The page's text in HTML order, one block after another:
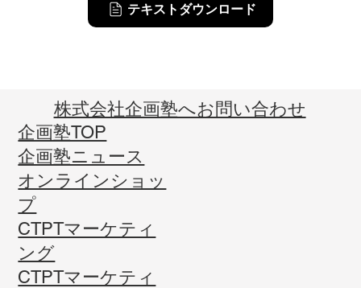
テキストダウンロード
企画塾TOP
企画塾ニュース
オンラインショッ
プ
CTPTマーケティ
ング
CTPTマーケティ
​株式会社企画塾へお問い合わせ